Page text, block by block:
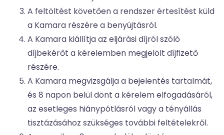
A feltöltést követően a rendszer értesítést küld
a Kamara részére a benyújtásról.
A Kamara kiállítja az eljárási díjról szóló
díjbekérőt a kérelemben megjelölt díjfizető
részére.
A Kamara megvizsgálja a bejelentés tartalmát,
és 8 napon belül dönt a kérelem elfogadásáról,
az esetleges hiánypótlásról vagy a tényállás
tisztázásához szükséges további feltételekről.